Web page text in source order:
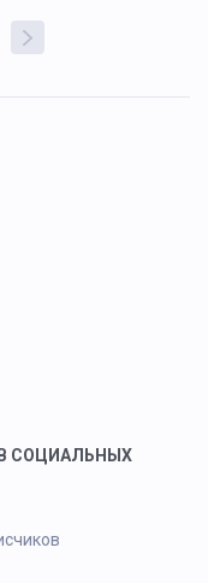
В СОЦИАЛЬНЫХ